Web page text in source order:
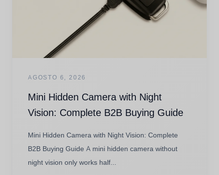
AGOSTO 6, 2026
Mini Hidden Camera with Night
Vision: Complete B2B Buying Guide
Mini Hidden Camera with Night Vision: Complete
B2B Buying Guide A mini hidden camera without
night vision only works half...